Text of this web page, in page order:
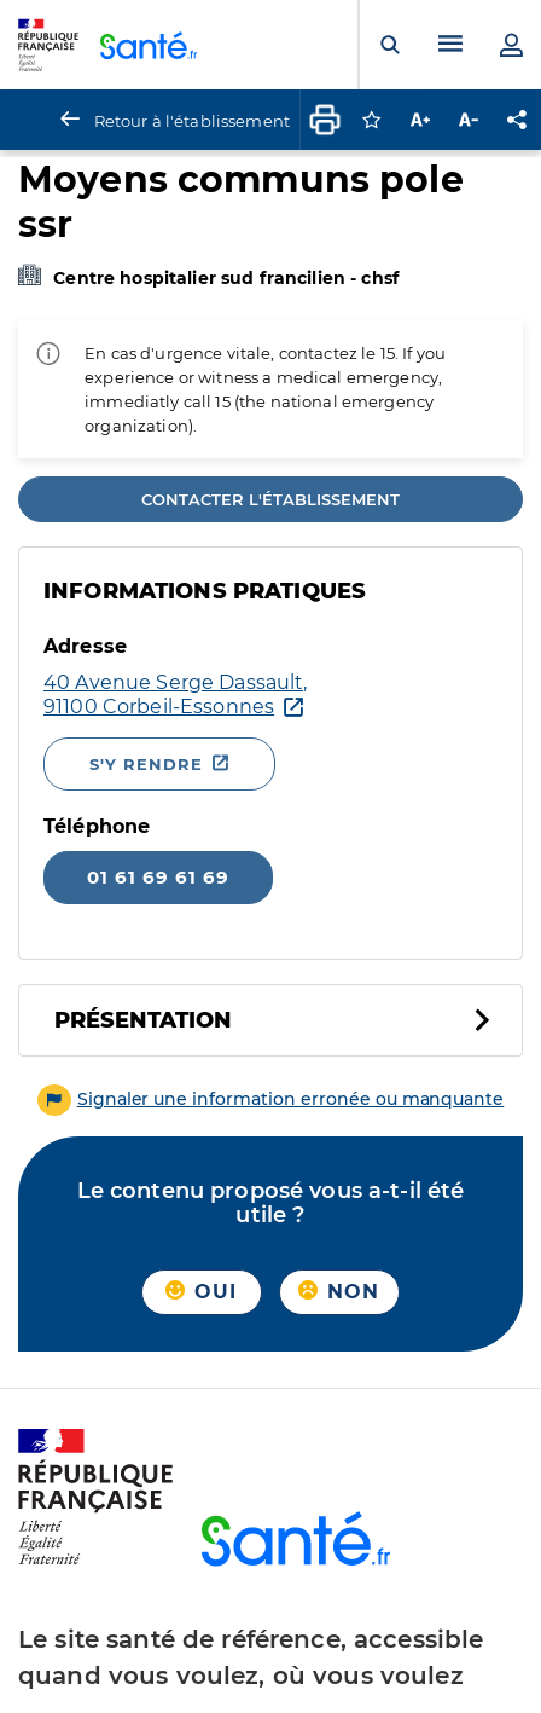
Ouvrir laMenu
Retour à l'établissement Connectez-vous
Augmenter la
Moyens communs pole
ssr
Centre hospitalier sud francilien - chsf
En cas d'urgence vitale, contactez le 15. If you
experience or witness a medical emergency,
immediatly call 15 (the national emergency
organization).
CONTACTER L'ÉTABLISSEMENT
INFORMATIONS PRATIQUES
Adresse
40 Avenue Serge Dassault,
91100 Corbeil-Essonnes
S'Y RENDRE
Téléphone
01 61 69 61 69
PRÉSENTATION
Signaler une information erronée ou manquante
Le contenu proposé vous a-t-il été
utile ?
OUI NON
Le site santé de référence, accessible
quand vous voulez, où vous voulez